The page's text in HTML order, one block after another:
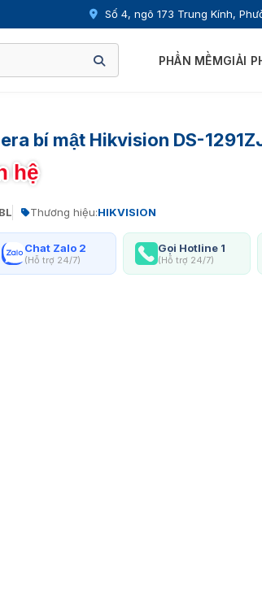
Số 4, ngõ 173 Trung Kính,
PHẦN MỀMGIẢI
bí mật Hikvision DS-
hệ
Thương hiệu:HIKVISION
Chat Zalo 2
(Hỗ trợ 24/7)
Gọi Hotline 1
(Hỗ trợ 24/7)